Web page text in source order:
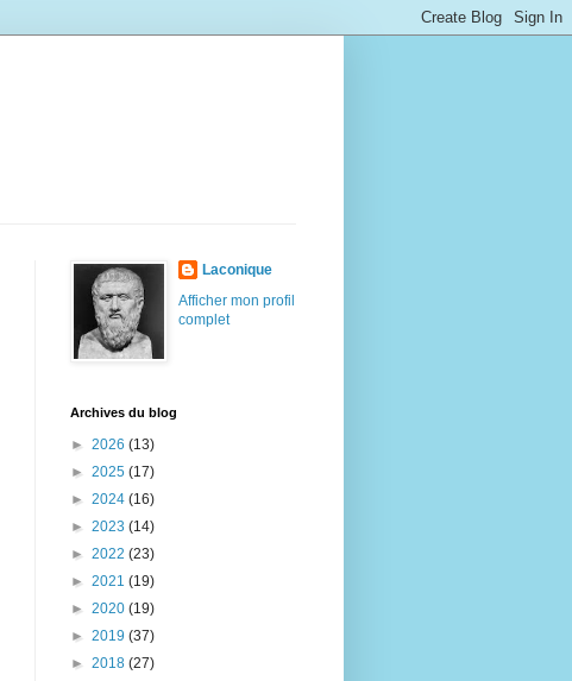
Laconique
Afficher mon profil
complet
Archives du blog
► 2026 (13)
► 2025 (17)
► 2024 (16)
► 2023 (14)
► 2022 (23)
► 2021 (19)
► 2020 (19)
► 2019 (37)
► 2018 (27)